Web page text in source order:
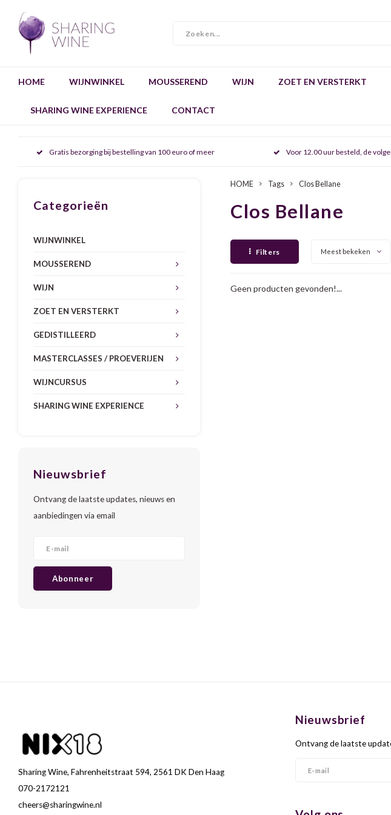
HOME WIJNWINKEL MOUSSEREND WIJN ZOET EN VERSTERKT
SHARING WINE EXPERIENCE CONTACT
Gratis bezorging bij bestelling van 100 euro of meer Voor 12.00 uur besteld, de
Categorieën
WIJNWINKEL
MOUSSEREND
WIJN
ZOET EN VERSTERKT
GEDISTILLEERD
MASTERCLASSES / PROEVERIJEN
WIJNCURSUS
SHARING WINE EXPERIENCE
Nieuwsbrief
Ontvang de laatste updates, nieuws en
aanbiedingen via email
Abonneer
HOME Tags Clos Bellane
Clos Bellane
Filters Meest bekeken
Geen producten gevonden!...
Sharing Wine, Fahrenheitstraat 594, 2561 DK Den Haag
070-2172121
cheers@sharingwine.nl
Nieuwsbrief
Ontvang de laatste